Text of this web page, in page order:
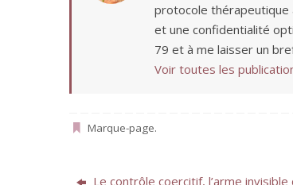
protocole thérapeutique
et une confidentialité
79 et à me laisser un
Voir toutes les
Marque-page.
Le contrôle coercitif, l’arme